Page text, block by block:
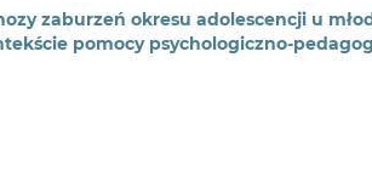
zaburzeń okresu adolescencji u
pomocy psychologiczno-